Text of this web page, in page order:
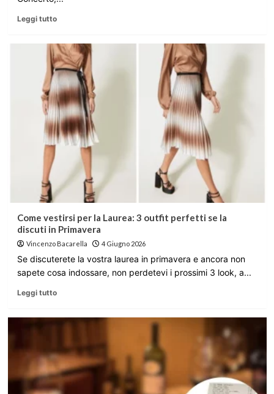
Leggi tutto
Come vestirsi per la Laurea: 3 outfit perfetti se la
discuti in Primavera
Vincenzo Bacarella 4 Giugno 2026
Se discuterete la vostra laurea in primavera e ancora non
sapete cosa indossare, non perdetevi i prossimi 3 look, a...
Leggi tutto